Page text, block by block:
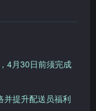
4月30日前须完成
并提升配送员福利